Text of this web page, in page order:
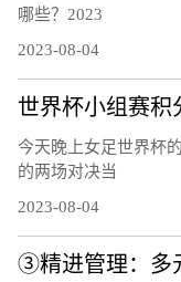
哪些？2023
2023-08-04
世界杯小组赛积
今天晚上女足世界杯
的两场对决当
2023-08-04